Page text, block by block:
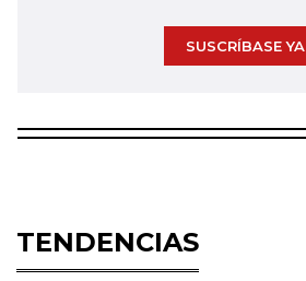
SUSCRÍBASE YA
TENDENCIAS